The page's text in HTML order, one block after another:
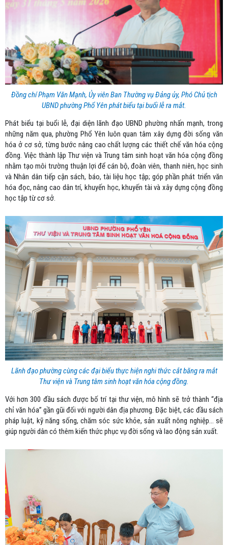
Đồng chí Phạm Văn Mạnh, Ủy viên Ban Thường vụ Đảng ủy, Phó Chủ tịch
UBND phường Phổ Yên phát biểu tại buổi lễ ra mắt.
Phát biểu tại buổi lễ, đại diện lãnh đạo UBND phường nhấn mạnh, trong
những năm qua, phường Phổ Yên luôn quan tâm xây dựng đời sống văn
hóa ở cơ sở, từng bước nâng cao chất lượng các thiết chế văn hóa cộng
đồng. Việc thành lập Thư viện và Trung tâm sinh hoạt văn hóa cộng đồng
nhằm tạo môi trường thuận lợi để cán bộ, đoàn viên, thanh niên, học sinh
và Nhân dân tiếp cận sách, báo, tài liệu học tập; góp phần phát triển văn
hóa đọc, nâng cao dân trí, khuyến học, khuyến tài và xây dựng cộng đồng
học tập từ cơ sở.
Lãnh đạo phường cùng các đại biểu thực hiện nghi thức cắt băng ra mắt
Thư viện và Trung tâm sinh hoạt văn hóa cộng đồng.
Với hơn 300 đầu sách được bố trí tại thư viện, mô hình sẽ trở thành “địa
chỉ văn hóa” gần gũi đối với người dân địa phương. Đặc biệt, các đầu sách
pháp luật, kỹ năng sống, chăm sóc sức khỏe, sản xuất nông nghiệp… sẽ
giúp người dân có thêm kiến thức phục vụ đời sống và lao động sản xuất.